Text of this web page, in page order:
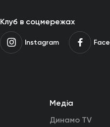
Клуб в соцмережах
Instagram
Медіа
Динамо TV